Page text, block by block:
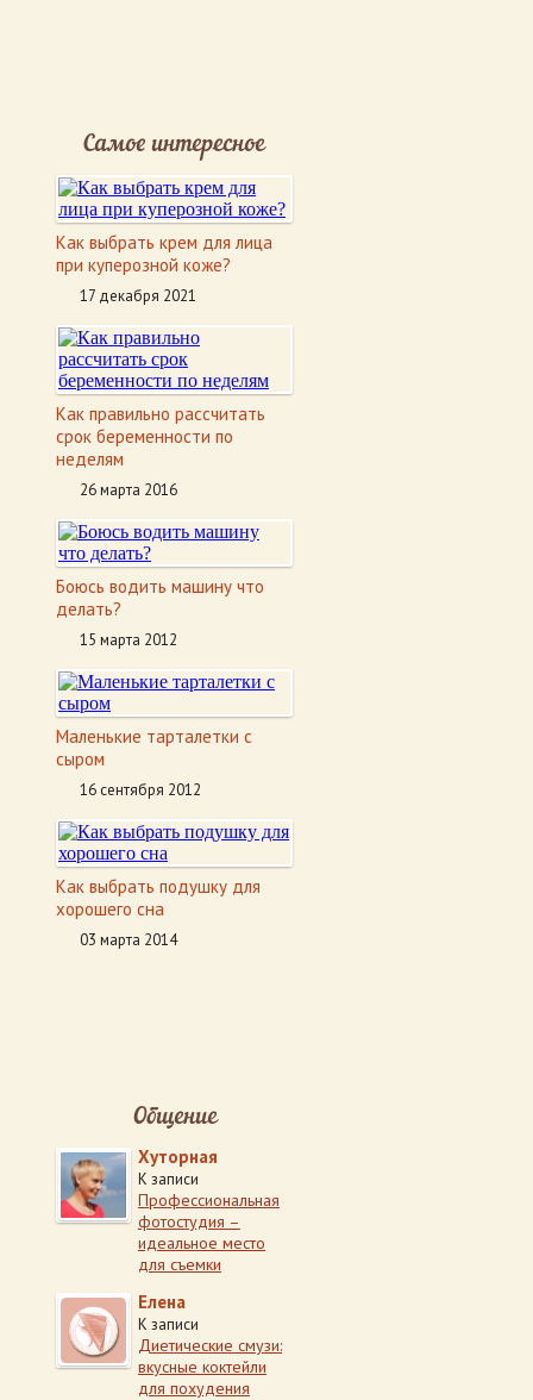
Самое интересное
Как выбрать крем для лица
при куперозной коже?
17 декабря 2021
Как правильно рассчитать
срок беременности по
неделям
26 марта 2016
Боюсь водить машину что
делать?
15 марта 2012
Маленькие тарталетки с
сыром
16 сентября 2012
Как выбрать подушку для
хорошего сна
03 марта 2014
Общение
Хуторная
К записи
Профессиональная
фотостудия –
идеальное место
для съемки
Елена
К записи
Диетические смузи:
вкусные коктейли
для похудения